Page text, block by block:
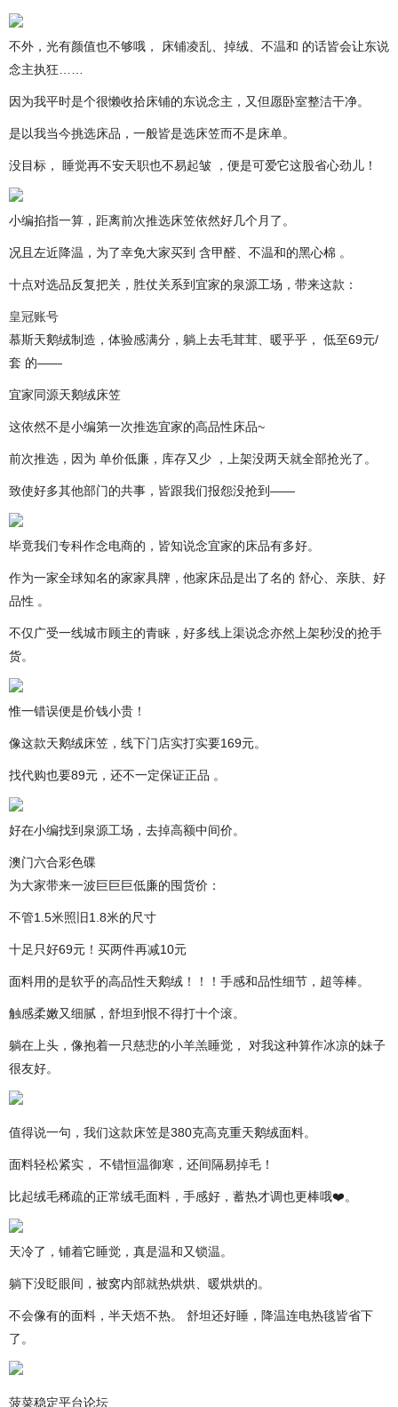
不外，光有颜值也不够哦， 床铺凌乱、掉绒、不温和 的话皆会让东说
念主执狂……
因为我平时是个很懒收拾床铺的东说念主，又但愿卧室整洁干净。
是以我当今挑选床品，一般皆是选床笠而不是床单。
没目标， 睡觉再不安天职也不易起皱 ，便是可爱它这股省心劲儿！
小编掐指一算，距离前次推选床笠依然好几个月了。
况且左近降温，为了幸免大家买到 含甲醛、不温和的黑心棉 。
十点对选品反复把关，胜仗关系到宜家的泉源工场，带来这款：
皇冠账号
慕斯天鹅绒制造，体验感满分，躺上去毛茸茸、暖乎乎， 低至69元/
套 的——
宜家同源天鹅绒床笠
这依然不是小编第一次推选宜家的高品性床品~
前次推选，因为 单价低廉，库存又少 ，上架没两天就全部抢光了。
致使好多其他部门的共事，皆跟我们报怨没抢到——
毕竟我们专科作念电商的，皆知说念宜家的床品有多好。
作为一家全球知名的家家具牌，他家床品是出了名的 舒心、亲肤、好
品性 。
不仅广受一线城市顾主的青睐，好多线上渠说念亦然上架秒没的抢手
货。
惟一错误便是价钱小贵！
像这款天鹅绒床笠，线下门店实打实要169元。
找代购也要89元，还不一定保证正品 。
好在小编找到泉源工场，去掉高额中间价。
澳门六合彩色碟
为大家带来一波巨巨巨低廉的囤货价：
不管1.5米照旧1.8米的尺寸
十足只好69元！买两件再减10元
面料用的是软乎的高品性天鹅绒！！！手感和品性细节，超等棒。
触感柔嫩又细腻，舒坦到恨不得打十个滚。
躺在上头，像抱着一只慈悲的小羊羔睡觉， 对我这种算作冰凉的妹子
很友好。
值得说一句，我们这款床笠是380克高克重天鹅绒面料。
面料轻松紧实， 不错恒温御寒，还间隔易掉毛！
比起绒毛稀疏的正常绒毛面料，手感好，蓄热才调也更棒哦❤️。
天冷了，铺着它睡觉，真是温和又锁温。
躺下没眨眼间，被窝内部就热烘烘、暖烘烘的。
不会像有的面料，半天焐不热。 舒坦还好睡，降温连电热毯皆省下
了。
菠菜稳定平台论坛